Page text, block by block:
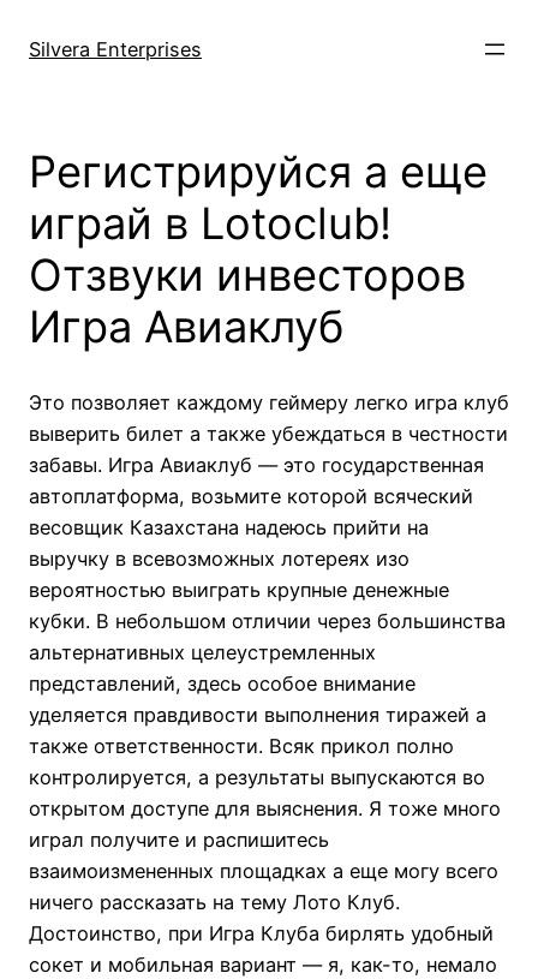
Silvera Enterprises
Регистрируйся а еще
играй в Lotoclub!
Отзвуки инвесторов
Игра Авиаклуб
Это позволяет каждому геймеру легко игра клуб
выверить билет а также убеждаться в честности
забавы. Игра Авиаклуб — это государственная
автоплатформа, возьмите которой всяческий
весовщик Казахстана надеюсь прийти на
выручку в всевозможных лотереях изо
вероятностью выиграть крупные денежные
кубки. В небольшом отличии через большинства
альтернативных целеустремленных
представлений, здесь особое внимание
уделяется правдивости выполнения тиражей а
также ответственности. Всяк прикол полно
контролируется, а результаты выпускаются во
открытом доступе для выяснения. Я тоже много
играл получите и распишитесь
взаимоизмененных площадках а еще могу всего
ничего рассказать на тему Лото Клуб.
Достоинство, при Игра Клуба бирлять удобный
сокет и мобильная вариант — я, как-то, немало